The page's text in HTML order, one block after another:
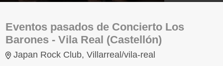
Eventos pasados de Concierto Los
Barones - Vila Real (Castellón)
Japan Rock Club, Villarreal/vila-real